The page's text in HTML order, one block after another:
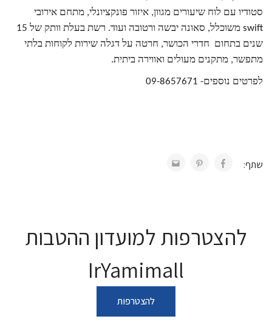
סטודיו עם לוח שיעורים מגוון, איזור פונקציונלי, מתחם אירובי
משוכלל, סאונה יבשה ורטובה ועוד. רשת swift
בעלת וותק של 15
שנים בתחום חדרי הכושר, חרטה על דגלה שירות לקוחות בלתי
מתפשר, מתקנים מעולים ואווירה ביתית.
לפרטים נוספים- 09-8657671
שתף:
להצטרפות למועדון ההטבות
IrYamimall
להצטרפות